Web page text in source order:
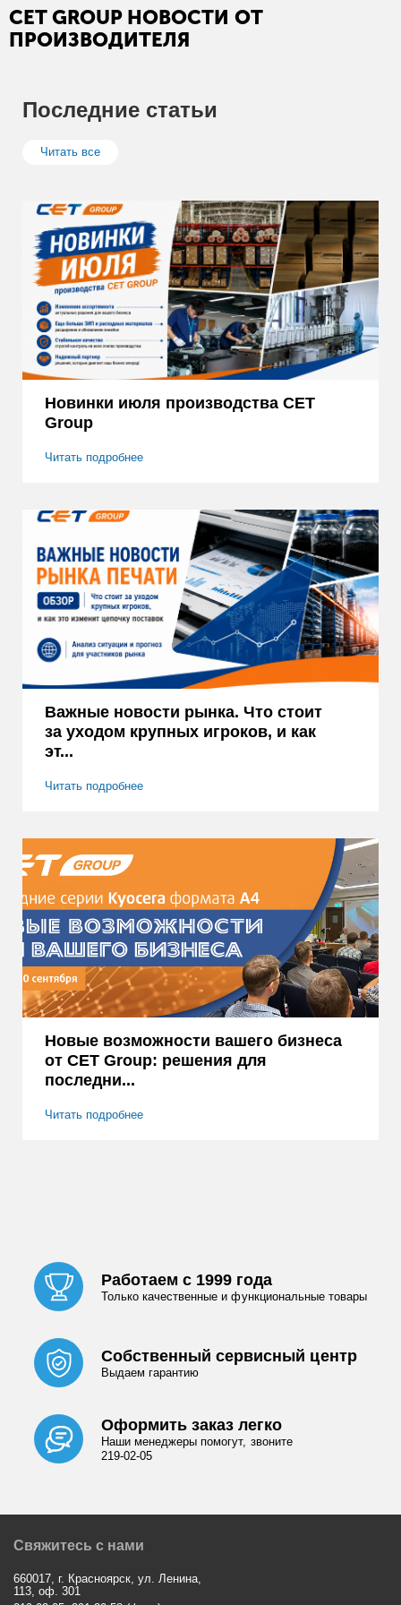
CET GROUP НОВОСТИ ОТ
ПРОИЗВОДИТЕЛЯ
Последние статьи
Читать все
Новинки июля производства CET
Group
Читать подробнее
Важные новости рынка. Что стоит
за уходом крупных игроков, и как
эт...
Читать подробнее
Новые возможности вашего бизнеса
от CET Group: решения для
последни...
Читать подробнее
Работаем с 1999 года
Только качественные и функциональные товары
Собственный сервисный центр
Выдаем гарантию
Оформить заказ легко
Наши менеджеры помогут, звоните
219-02-05
Свяжитесь с нами
660017, г. Красноярск, ул. Ленина,
113, оф. 301